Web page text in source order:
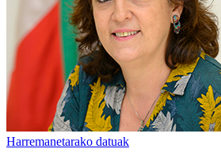
Harremanetarako datuak